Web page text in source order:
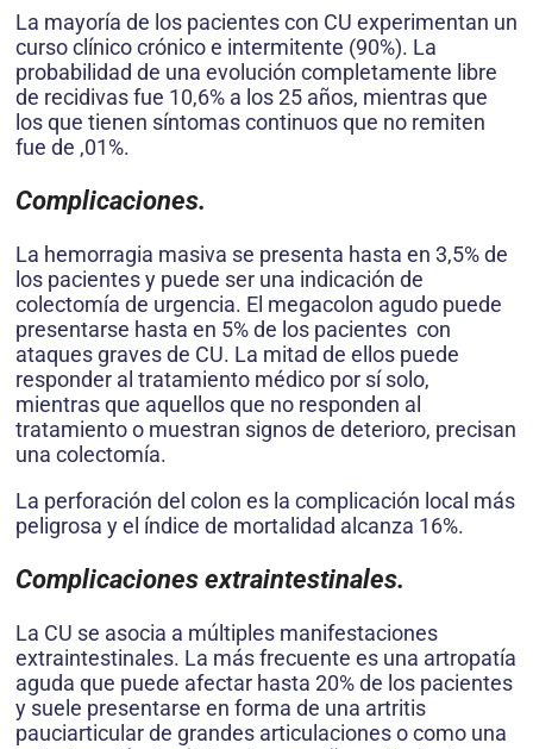
La mayoría de los pacientes con CU experimentan un
curso clínico crónico e intermitente (90%). La
probabilidad de una evolución completamente libre
de recidivas fue 10,6% a los 25 años, mientras que
los que tienen síntomas continuos que no remiten
fue de ,01%.
Complicaciones.
La hemorragia masiva se presenta hasta en 3,5% de
los pacientes y puede ser una indicación de
colectomía de urgencia. El megacolon agudo puede
presentarse hasta en 5% de los pacientes con
ataques graves de CU. La mitad de ellos puede
responder al tratamiento médico por sí solo,
mientras que aquellos que no responden al
tratamiento o muestran signos de deterioro, precisan
una colectomía.
La perforación del colon es la complicación local más
peligrosa y el índice de mortalidad alcanza 16%.
Complicaciones extraintestinales.
La CU se asocia a múltiples manifestaciones
extraintestinales. La más frecuente es una artropatía
aguda que puede afectar hasta 20% de los pacientes
y suele presentarse en forma de una artritis
pauciarticular de grandes articulaciones o como una